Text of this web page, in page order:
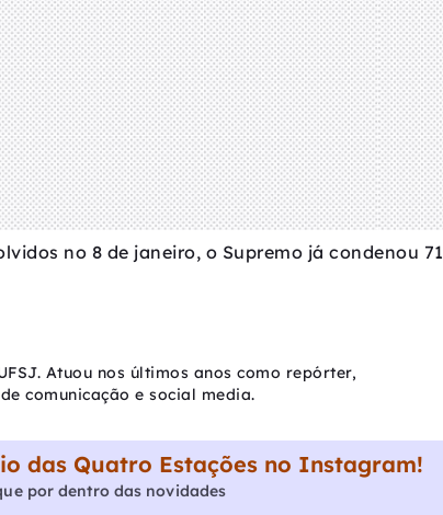
no 8 de janeiro, o Supremo já condenou 71
Atuou nos últimos anos como repórter,
comunicação e social media.
das Quatro Estações no Instagram!
por dentro das novidades